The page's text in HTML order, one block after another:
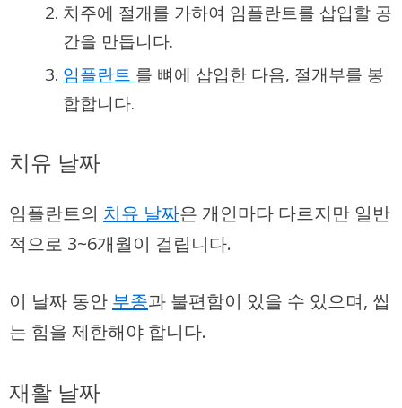
치주에 절개를 가하여 임플란트를 삽입할 공
간을 만듭니다.
임플란트 를 뼈에 삽입한 다음, 절개부를 봉
합합니다.
치유 날짜
임플란트의 치유 날짜은 개인마다 다르지만 일반
적으로 3~6개월이 걸립니다.
이 날짜 동안 부종과 불편함이 있을 수 있으며, 씹
는 힘을 제한해야 합니다.
재활 날짜